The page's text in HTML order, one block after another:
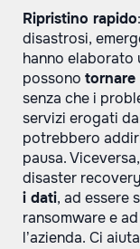
Ripristino rapido
disastrosi,
hanno elaborato
possono tornare
senza che i
servizi erogati
potrebbero
pausa.
disaster
i dati, ad essere
ransomware e
l’azienda. Ci